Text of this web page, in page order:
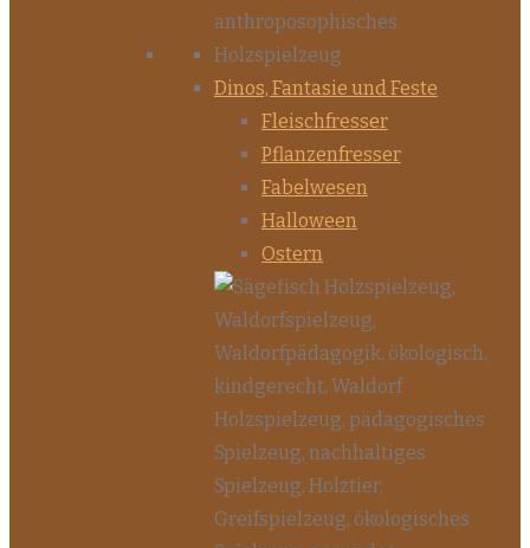
Dinos, Fantasie und Feste
Fleischfresser
Pflanzenfresser
Fabelwesen
Halloween
Ostern